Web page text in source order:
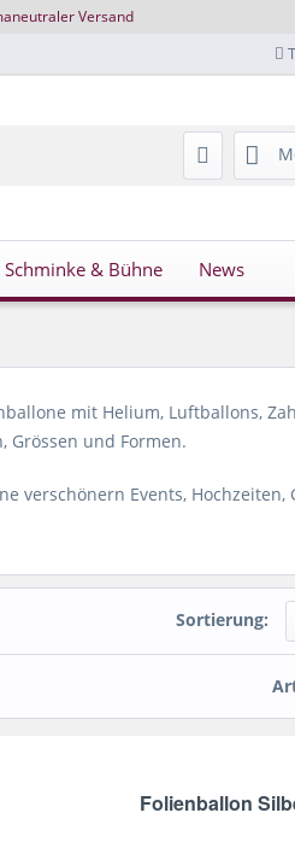
Versand
Schminke & Bühne News
mit Helium, Luftballons,
Grössen und Formen.
verschönern Events, Hochzeiten,
Sortierung:
Folienballon